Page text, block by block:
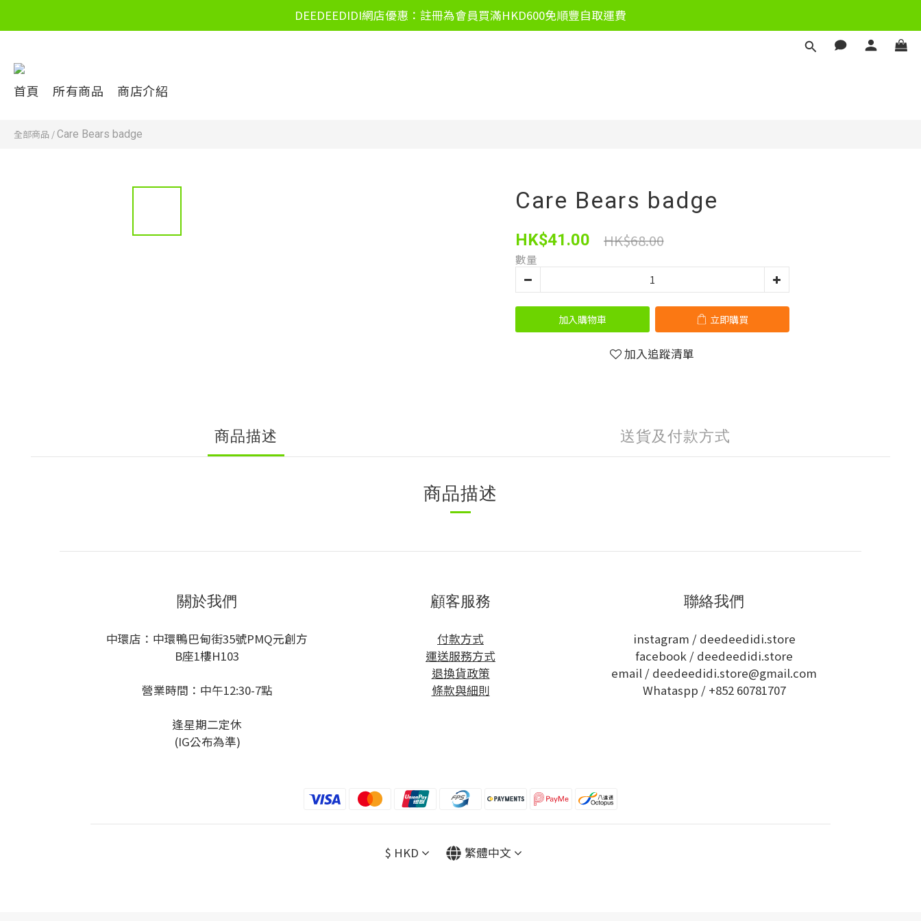
DEEDEEDIDI網店優惠：註冊為會員買滿HKD600免順豐自取運費
首頁 所有商品 商店介紹
全部商品 /Care Bears badge
Care Bears badge
HK$41.00 HK$68.00
數量
加入購物車 立即購買
加入追蹤清單
商品描述 送貨及付款方式
商品描述
立即購買
關於我們
中環店：中環鴨巴甸街35號PMQ元創方
B座1樓H103
營業時間：中午12:30-7點
逢星期二定休
(IG公布為準)
顧客服務
付款方式
運送服務方式
退換貨政策
條款與細則
聯絡我們
instagram / deedeedidi.store
facebook / deedeedidi.store
email / deedeedidi.store@gmail.com
Whataspp / +852 60781707
$ HKD 繁體中文